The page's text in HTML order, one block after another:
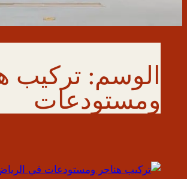
الوسم: تركيب
ومستودعات